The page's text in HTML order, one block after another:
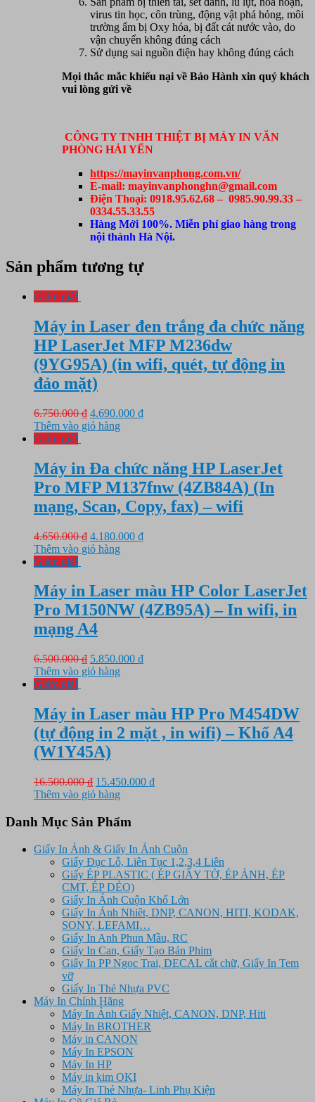
virus tin học, côn trùng, động vật phá hỏng, môi
trường ẩm bị Oxy hóa, bị đất cát nước vào, do
vận chuyển không đúng cách
Sử dụng sai nguồn điện hay không đúng cách
Mọi thắc mắc khiếu nại về Bảo Hành xin quý khách
vui lòng gửi về
CÔNG TY TNHH THIỆT BỊ MÁY IN VĂN
PHÒNG HẢI YẾN
https://mayinvanphong.com.vn/
E-mail: mayinvanphonghn@gmail.com
Điện Thoại: 0918.95.62.68 – 0985.90.99.33 –
0334.55.33.55
Hàng Mới 100%. Miễn phí giao hàng trong
nội thành Hà Nội.
Sản phẩm tương tự
Giảm giá!
Máy in Laser đen trắng đa chức năng
HP LaserJet MFP M236dw
(9YG95A) (in wifi, quét, tự động in
đảo mặt)
6.750.000₫ Giá
gốc
4.690.000 ₫Giá
4.690.000 ₫.
Thêm vào giỏ hàng
Giảm giá!
Máy in Đa chức năng HP LaserJet
Pro MFP M137fnw (4ZB84A) (In
mạng, Scan, Copy, fax) – wifi
4.650.000₫ Giá
gốc
4.180.000 ₫Giá
4.180.000 ₫.
Thêm vào giỏ hàng
Giảm giá!
Máy in Laser màu HP Color LaserJet
Pro M150NW (4ZB95A) – In wifi, in
mạng A4
6.500.000₫ Giá
gốc
5.850.000 ₫Giá
5.850.000 ₫.
Thêm vào giỏ hàng
Giảm giá!
Máy in Laser màu HP Pro M454DW
(tự động in 2 mặt , in wifi) – Khổ A4
(W1Y45A)
16.500.000₫ Giá
gốc
16.500.000 ₫.
15.450.000 ₫Giá
Thêm vào giỏ hàng
Danh Mục Sản Phẩm
Giấy In Ảnh & Giấy In Ảnh Cuộn
Giấy Đục Lỗ, Liên Tục 1,2,3,4 Liên
Giấy ÉP PLASTIC ( ÉP GIẤY TỜ, ÉP ẢNH, ÉP
CMT, ÉP DẺO)
Giấy In Ảnh Cuộn Khổ Lớn
Giấy In Ảnh Nhiêt, DNP, CANON, HITI, KODAK,
SONY, LEFAMI…
Giấy In Anh Phun Mầu, RC
Giấy In Can, Giấy Tạo Bản Phim
Giấy In PP Ngọc Trai, DECAL cắt chữ, Giấy In Tem
vỡ
Giấy In Thẻ Nhựa PVC
Máy In Chính Hãng
Máy In Ảnh Giấy Nhiệt, CANON, DNP, Hiti
Máy In BROTHER
Máy in CANON
Máy In EPSON
Máy In HP
Máy in kim OKI
Máy In Thẻ Nhựa- Linh Phụ Kiện